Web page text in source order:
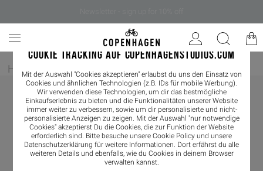
COOKIE TRACKING AUF COPENHAGENSTUDIOS.COM
Mit der Auswahl "Cookies akzeptieren" erlaubst du uns den Einsatz von
Cookies und ähnlichen Technologien (z.B. IDs für mobile Werbung).
Wir verwenden diese Technologien, um dir das bestmögliche
Einkaufserlebnis zu bieten und die Funktionalitäten unserer Website
immer weiter zu verbessern, sowie um dir personalisierte und nicht-
personalisierte Anzeigen zu zeigen. Mit der Auswahl "nur notwendige
Cookies" akzeptierst Du die Cookies, die zur Funktion der Website
erforderlich sind. Bitte besuche unsere Cookie Policy und unsere
Datenschutzerklärung für weitere Informationen. Dort erfährst du alle
weiteren Details und ebenfalls, wie du Cookies in deinem Browser
verwalten kannst.
Home / Herren/ Boots